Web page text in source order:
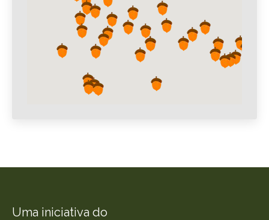
Uma iniciativa do